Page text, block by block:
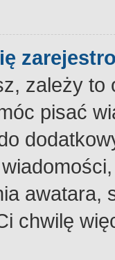
zależy
pisać
chwilę